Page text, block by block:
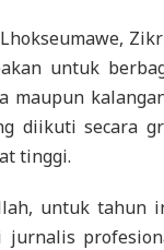
untuk
maupun
diikuti secara
tinggi.
untuk tahun